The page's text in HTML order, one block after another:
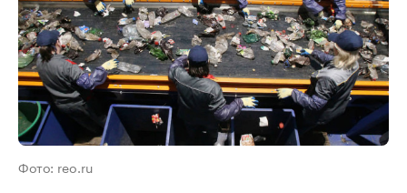
Фото: reo.ru